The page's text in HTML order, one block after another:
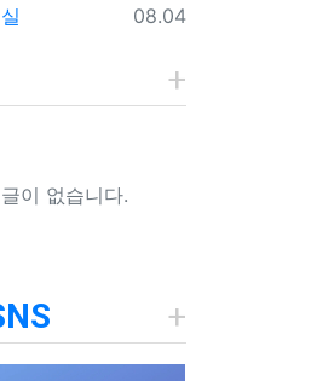
등록일
08.04
이 없습니다.